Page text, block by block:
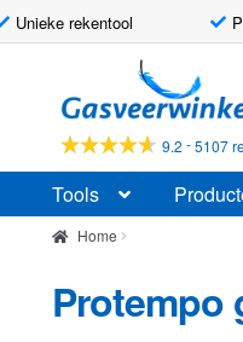
Unieke rekentool
door
naar
navigatie
naar
de
inhoud
9.2 -5107
Tools
Home
Protempo